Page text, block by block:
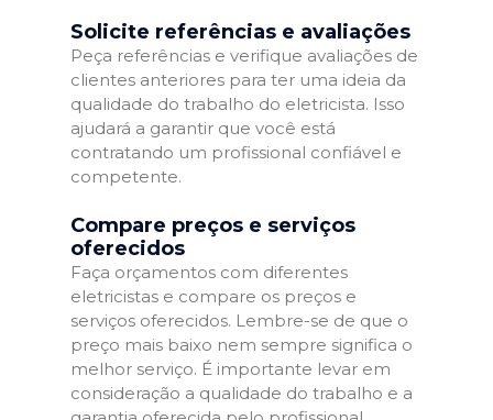
Solicite referências e avaliações
Peça referências e verifique avaliações de
clientes anteriores para ter uma ideia da
qualidade do trabalho do eletricista. Isso
ajudará a garantir que você está
contratando um profissional confiável e
competente.
Compare preços e serviços
oferecidos
Faça orçamentos com diferentes
eletricistas e compare os preços e
serviços oferecidos. Lembre-se de que o
preço mais baixo nem sempre significa o
melhor serviço. É importante levar em
consideração a qualidade do trabalho e a